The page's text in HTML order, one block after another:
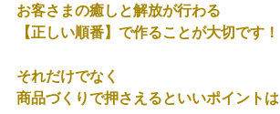
お客さまの癒しと解放が行わる
【正しい順番】で作ることが大切です！
それだけでなく
商品づくりで押さえるといいポイントは